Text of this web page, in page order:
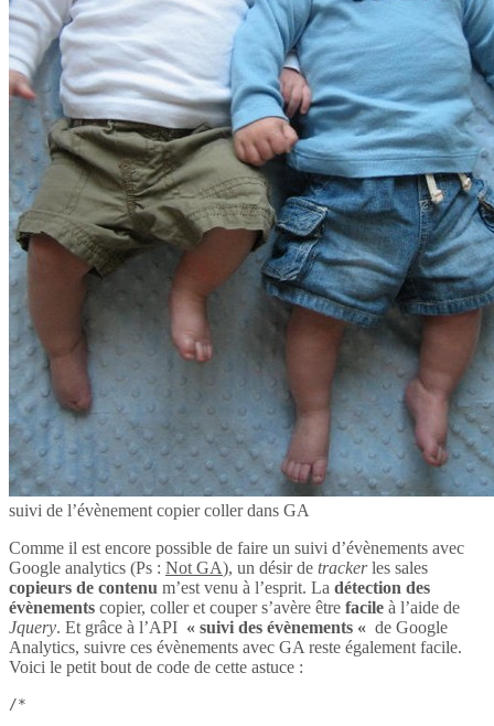
suivi de l’évènement copier coller dans GA
Comme il est encore possible de faire un suivi d’évènements avec
Google analytics (Ps : Not GA), un désir de trackerles sales
copieurs de contenu m’est venu à l’esprit. La détection des
évènements copier, coller et couper s’avère être facile à l’aide de
Jquery. Et grâce à l’API « suivi des évènements « de Google
Analytics, suivre ces évènements avec GA reste également facile.
Voici le petit bout de code de cette astuce :
/*